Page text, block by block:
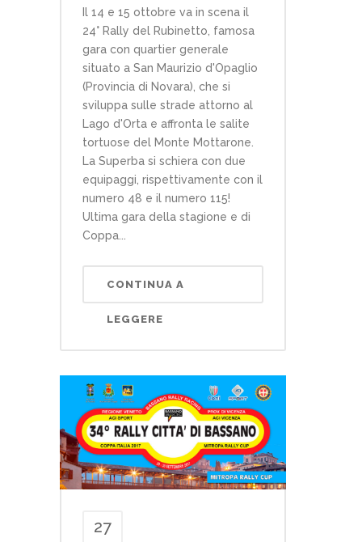
Il 14 e 15 ottobre va in scena il
24° Rally del Rubinetto, famosa
gara con quartier generale
situato a San Maurizio d'Opaglio
(Provincia di Novara), che si
sviluppa sulle strade attorno al
Lago d'Orta e affronta le salite
tortuose del Monte Mottarone.
La Superba si schiera con due
equipaggi, rispettivamente con il
numero 48 e il numero 115!
Ultima gara della stagione e di
Coppa...
CONTINUA A
LEGGERE
27